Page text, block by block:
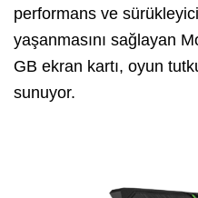
performans ve
yaşanmasını sağlayan
GB ekran kartı, oyun
sunuyor.